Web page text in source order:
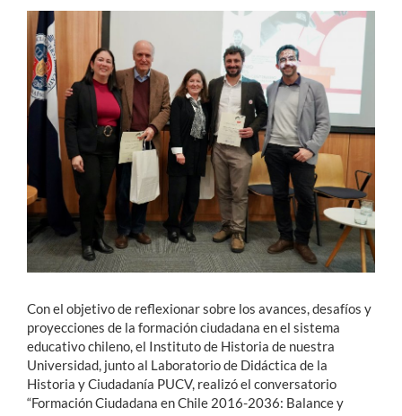
Postgrado
Formación Continua
Estudiantes
Académicos
Funcionarios
Alumni
Con el objetivo de reflexionar sobre los avances, desafíos y
proyecciones de la formación ciudadana en el sistema
educativo chileno, el Instituto de Historia de nuestra
Universidad, junto al Laboratorio de Didáctica de la
Historia y Ciudadanía PUCV, realizó el conversatorio
“Formación Ciudadana en Chile 2016-2036: Balance y